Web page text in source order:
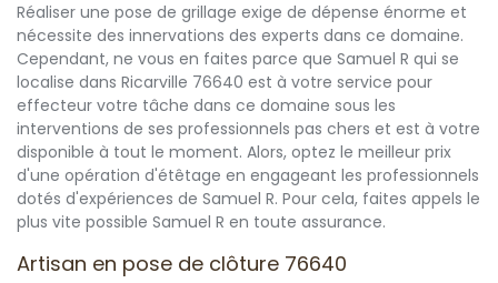
Réaliser une pose de grillage exige de dépense énorme et
nécessite des innervations des experts dans ce domaine.
Cependant, ne vous en faites parce que Samuel R qui se
localise dans Ricarville 76640 est à votre service pour
effecteur votre tâche dans ce domaine sous les
interventions de ses professionnels pas chers et est à votre
disponible à tout le moment. Alors, optez le meilleur prix
d'une opération d'étêtage en engageant les professionnels
dotés d'expériences de Samuel R. Pour cela, faites appels le
plus vite possible Samuel R en toute assurance.
Artisan en pose de clôture 76640